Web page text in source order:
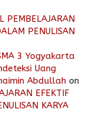
PEMBELAJARAN
PENULISAN
3 Yogyakarta
Uang
Abdullah on
EFEKTIF
KARYA